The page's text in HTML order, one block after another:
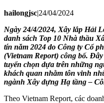
hailongjsc|24/04/2024
Ngày 24/4/2024, Xây lắp Hải
danh sách Top 10 Nhà thầu
tín năm 2024 do Công ty Cổ
(Vietnam Report) công bố. Đây
tuyển chọn dựa trên những
khách quan nhằm tôn vinh
ngành Xây dựng Hạ tầng –
Theo Vietnam Report, các